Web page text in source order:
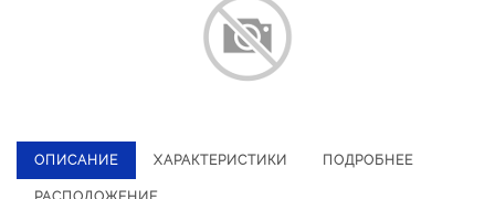
ОПИСАНИЕ ХАРАКТЕРИСТИКИ ПОДРОБНЕЕ